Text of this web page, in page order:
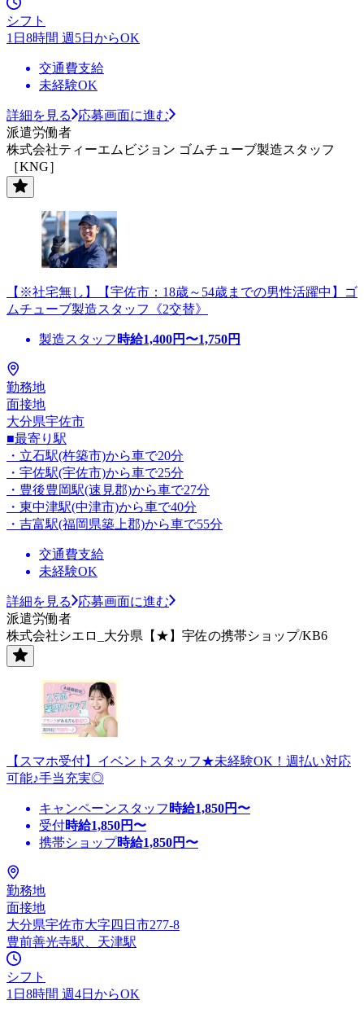
シフト
1日8時間 週5日からOK
交通費支給
未経験OK
詳細を見る
応募画面に進む
派遣労働者
株式会社ティーエムビジョン ゴムチューブ製造スタッフ
［KNG］
【※社宅無し】【宇佐市：18歳～54歳までの男性活躍中】ゴ
ムチューブ製造スタッフ《2交替》
製造スタッフ 時給1,400円〜1,750円
勤務地
面接地
大分県宇佐市
■最寄り駅
・立石駅(杵築市)から車で20分
・宇佐駅(宇佐市)から車で25分
・豊後豊岡駅(速見郡)から車で27分
・東中津駅(中津市)から車で40分
・吉富駅(福岡県築上郡)から車で55分
交通費支給
未経験OK
詳細を見る
応募画面に進む
派遣労働者
株式会社シエロ_大分県【★】宇佐の携帯ショップ/KB6
【スマホ受付】イベントスタッフ★未経験OK！週払い対応
可能♪手当充実◎
キャンペーンスタッフ 時給1,850円〜
受付時給1,850円〜
携帯ショップ時給1,850円〜
勤務地
面接地
大分県宇佐市大字四日市277-8
豊前善光寺駅、天津駅
シフト
1日8時間 週4日からOK